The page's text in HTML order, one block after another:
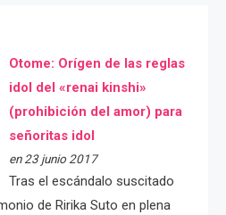
Otome: Orígen de las reglas
idol del «renai kinshi»
(prohibición del amor) para
señoritas idol
en 23 junio 2017
Tras el escándalo suscitado
de Ririka Suto en plena